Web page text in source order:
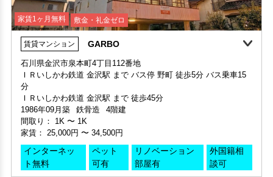
部屋号数 112号室
家賃 54,000円・共益費 2,000円
階数 1階
間取り 1LDK・専有面積 52.99㎡
敷金 1ヶ月 ・礼金 -
保証人不要・代行 デザイナーズ リノベーション リフォーム
部屋号数 102号室
家賃 52,000円・共益費 3,000円
階数 1階
間取り 2DK・専有面積 50.12㎡
保証人不要・代行 インターネット無料 リノベーション リフォーム
ＩＲいしかわ鉄道 金沢駅 まで バス停 野町 徒歩5分 バス乗車15
分
ＩＲいしかわ鉄道 金沢駅 まで 徒歩45分
1986年09月築
鉄骨造
4階建
間取り：1K 〜 1K
家賃：25,000円 〜 34,500円
インターネッ
ト無料
ペット
可有
リノベーション
部屋有
外国籍相